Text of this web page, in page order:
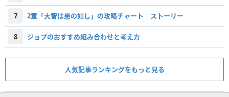
7 2章「大智は愚の如し」の攻略チャート｜ストーリー
8 ジョブのおすすめ組み合わせと考え方
人気記事ランキングをもっと見る